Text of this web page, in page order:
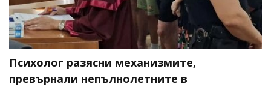
Психолог разясни механизмите,
превърнали непълнолетните в